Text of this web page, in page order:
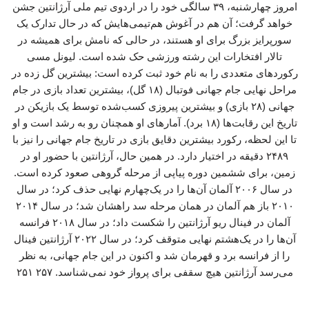
امروز چهارشنبه، ۳۹ سالگی خود را در اردوی تیم ملی آرژانتین جشن
خواهد گرفت؛ آن هم در آغوش هم‌تیمی‌هایش که در حال تدارک یک
سورپرایز بزرگ برای او هستند، در حالی که نامش برای همیشه در
تالار افتخارات این رشته ورزشی حک شده است. لیونل مسی
رکوردهای متعددی را به نام خود ثبت کرده است: بیشترین گل زده در
مراحل نهایی جام جهانی فوتبال (۱۸ گل)، بیشترین تعداد بازی در جام
جهانی (۲۸ بازی) و بیشترین پیروزی کسب‌شده توسط یک بازیکن در
تاریخ این رقابت‌ها (۱۸ برد). آمارهای او همچنان رو به رشد است و او
تا این لحظه، رکورد بیشترین دقایق بازی در تاریخ جام جهانی را نیز با
۲۴۸۹ دقیقه در اختیار دارد. در همین حال، آرژانتین با حضور او در
زمین، برای ششمین دوره پیاپی از مرحله گروهی صعود کرده است.
در سال ۲۰۰۶ آلمان آن‌ها را در یک‌چهارم نهایی حذف کرد؛ در سال
۲۰۱۰ باز هم آلمان در همان مرحله سد راهشان شد؛ در سال ۲۰۱۴
آلمان در فینال ریو آرژانتین را شکست داد؛ در سال ۲۰۱۸ فرانسه
آن‌ها را در یک‌هشتم نهایی متوقف کرد؛ در سال ۲۰۲۲ آرژانتین فینال
را از فرانسه برد و قهرمان شد و اکنون در این جام جهانی، به نظر
می‌رسد آرژانتین هیچ سقفی برای پرواز خود نمی‌شناسد. ۲۵۷ ۲۵۱